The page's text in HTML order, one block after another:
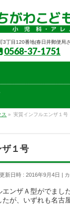
3丁目120番地(春日井郵便局
0568-37-1751
ス » 実質インフルエンザ１号
１号
新日時 : 2016年9月4日
ンザＡ型がでました
が、いずれも名古